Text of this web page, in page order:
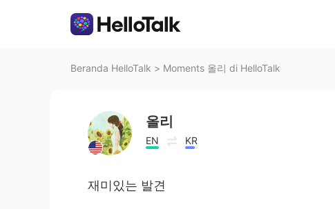
Beranda HelloTalk > Moments 올리 di HelloTalk
올리
EN KR
재미있는 발견